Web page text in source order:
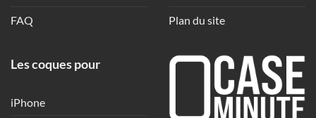
FAQ
Plan du site
Les coques pour
iPhone